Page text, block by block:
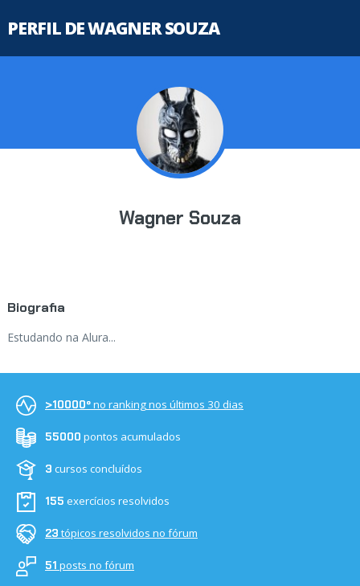
PERFIL DE WAGNER SOUZA
Wagner Souza
Biografia
Estudando na Alura...
>10000ºno ranking nos últimos 30 dias
55000 pontos acumulados
3 cursos concluídos
155 exercícios resolvidos
23 tópicos resolvidos no fórum
51 posts no fórum